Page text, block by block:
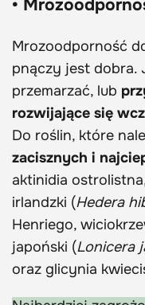
•
Mrozoodporność
pnączy jest dobra.
przemarzać, lub
rozwijające się
Do roślin, które
zacisznych i
aktinidia
irlandzki (Hedera
Henriego,
japoński (Lonicera
oraz glicynia